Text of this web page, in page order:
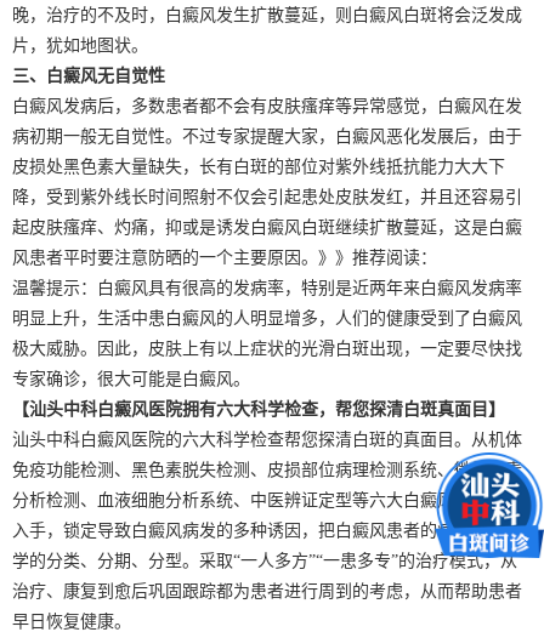
晚，治疗的不及时，白癜风发生扩散蔓延，则白癜风白斑将会泛发成
片，犹如地图状。
三、白癜风无自觉性
白癜风发病后，多数患者都不会有皮肤瘙痒等异常感觉，白癜风在发
病初期一般无自觉性。不过专家提醒大家，白癜风恶化发展后，由于
皮损处黑色素大量缺失，长有白斑的部位对紫外线抵抗能力大大下
降，受到紫外线长时间照射不仅会引起患处皮肤发红，并且还容易引
起皮肤瘙痒、灼痛，抑或是诱发白癜风白斑继续扩散蔓延，这是白癜
风患者平时要注意防晒的一个主要原因。》》推荐阅读：
温馨提示：白癜风具有很高的发病率，特别是近两年来白癜风发病率
明显上升，生活中患白癜风的人明显增多，人们的健康受到了白癜风
极大威胁。因此，皮肤上有以上症状的光滑白斑出现，一定要尽快找
专家确诊，很大可能是白癜风。
【汕头中科白癜风医院拥有六大科学检查，帮您探清白斑真面目】
汕头中科白癜风医院的六大科学检查帮您探清白斑的真面目。从机体
免疫功能检测、黑色素脱失检测、皮损部位病理检测系统、微量元素
分析检测、血液细胞分析系统、中医辨证定型等六大白癜风检测系统
入手，锁定导致白癜风病发的多种诱因，把白癜风患者的症状进行科
学的分类、分期、分型。采取“一人多方”“一患多专”的治疗模式，从
治疗、康复到愈后巩固跟踪都为患者进行周到的考虑，从而帮助患者
早日恢复健康。